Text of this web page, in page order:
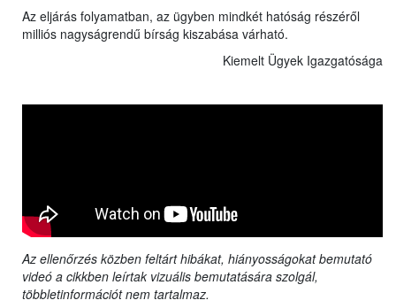
Az eljárás folyamatban, az ügyben mindkét hatóság részéről
milliós nagyságrendű bírság kiszabása várható.
Kiemelt Ügyek Igazgatósága
Az ellenőrzés közben feltárt hibákat, hiányosságokat bemutató
videó a cikkben leírtak vizuális bemutatására szolgál,
többletinformációt nem tartalmaz.